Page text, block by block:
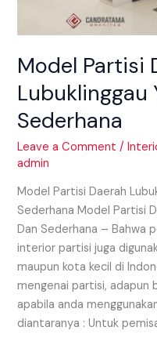
Model Partisi
Lubuklinggau
Sederhana
Leave a Comment /
admin
Model Partisi Daerah
Sederhana Model Partisi
Dan Sederhana – Bahwa
interior partisi juga
maupun kota kecil di
mengenai partisi, adapun
apabila anda
diantaranya : Untuk